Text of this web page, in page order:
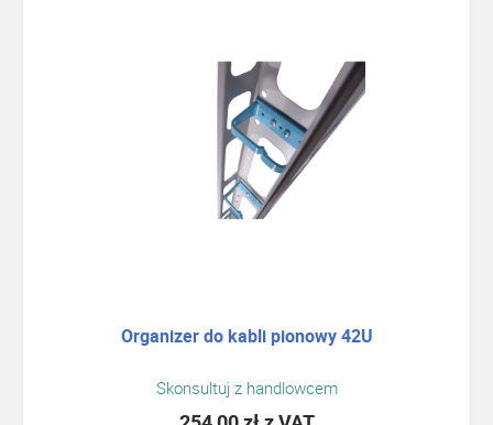
Organizer do kabli pionowy 42U
Skonsultuj z handlowcem